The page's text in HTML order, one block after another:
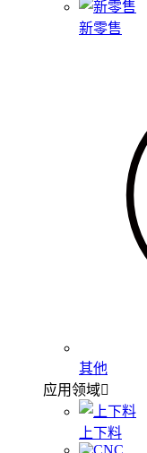
新零售
其他
应用领域
上下料